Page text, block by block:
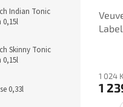
Indian Tonic
0,15l
Skinny Tonic
0,15l
0,33l
1 024
1